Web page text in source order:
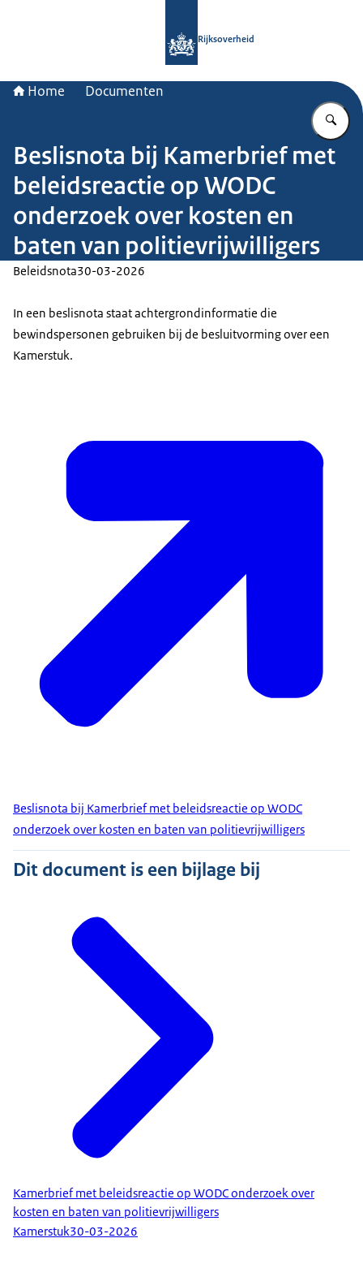
Rijksoverheid
Home Documenten
Beslisnota bij Kamerbrief met
beleidsreactie op WODC
onderzoek over kosten en
baten van politievrijwilligers
Beleidsnota30-03-2026
In een beslisnota staat achtergrondinformatie die
bewindspersonen gebruiken bij de besluitvorming over een
Kamerstuk.
Beslisnota bij Kamerbrief met beleidsreactie op WODC
onderzoek over kosten en baten van politievrijwilligers
Dit document is een bijlage bij
Kamerbrief met beleidsreactie op WODC onderzoek over
kosten en baten van politievrijwilligers
Kamerstuk30-03-2026